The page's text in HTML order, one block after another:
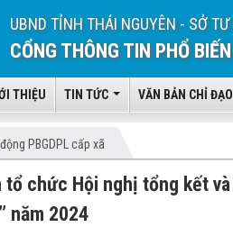
UBND TỈNH THÁI NGUYÊN - SỞ
CỔNG THÔNG TIN PHỔ
THIỆU TIN TỨC VĂN BẢN CHỈ ĐẠO
PBGDPL cấp xã
tổ chức Hội nghị tổng kết
năm 2024